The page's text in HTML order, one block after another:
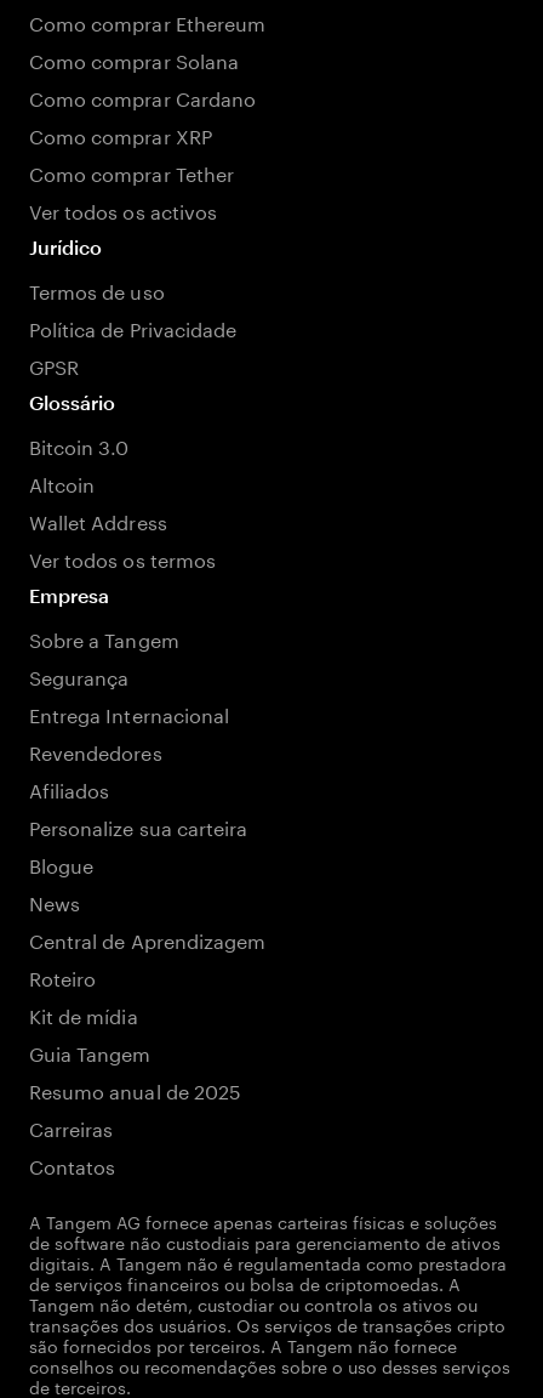
Como comprar Ethereum
Como comprar Solana
Como comprar Cardano
Como comprar XRP
Como comprar Tether
Ver todos os activos
Jurídico
Termos de uso
Política de Privacidade
GPSR
Glossário
Bitcoin 3.0
Altcoin
Wallet Address
Ver todos os termos
Empresa
Sobre a Tangem
Segurança
Entrega Internacional
Revendedores
Afiliados
Personalize sua carteira
Blogue
News
Central de Aprendizagem
Roteiro
Kit de mídia
Guia Tangem
Resumo anual de 2025
Carreiras
Contatos
A Tangem AG fornece apenas carteiras físicas e soluções
de software não custodiais para gerenciamento de ativos
digitais. A Tangem não é regulamentada como prestadora
de serviços financeiros ou bolsa de criptomoedas. A
Tangem não detém, custodiar ou controla os ativos ou
transações dos usuários. Os serviços de transações cripto
são fornecidos por terceiros. A Tangem não fornece
conselhos ou recomendações sobre o uso desses serviços
de terceiros.